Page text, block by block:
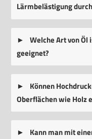
Lärmbelästigung
Welche Art von
geeignet?
Können
Oberflächen wie Holz
Kann man mit